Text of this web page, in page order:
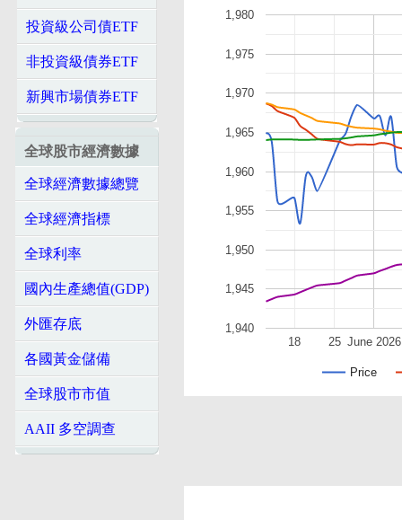
投資級公司債ETF
非投資級債券ETF
新興市場債券ETF
全球股市經濟數據
全球經濟數據總覽
全球經濟指標
全球利率
國內生產總值(GDP)
外匯存底
各國黃金儲備
全球股市市值
AAII 多空調查
Price
June 2026
18 25
1,940
1,945
1,950
1,955
1,960
1,965
1,970
1,975
1,980